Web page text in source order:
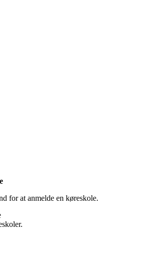
for at anmelde en køreskole.